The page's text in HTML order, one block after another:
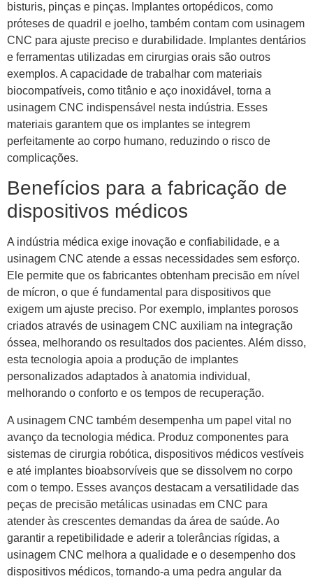
bisturis, pinças e pinças. Implantes ortopédicos, como
próteses de quadril e joelho, também contam com usinagem
CNC para ajuste preciso e durabilidade. Implantes dentários
e ferramentas utilizadas em cirurgias orais são outros
exemplos. A capacidade de trabalhar com materiais
biocompatíveis, como titânio e aço inoxidável, torna a
usinagem CNC indispensável nesta indústria. Esses
materiais garantem que os implantes se integrem
perfeitamente ao corpo humano, reduzindo o risco de
complicações.
Benefícios para a fabricação de
dispositivos médicos
A indústria médica exige inovação e confiabilidade, e a
usinagem CNC atende a essas necessidades sem esforço.
Ele permite que os fabricantes obtenham precisão em nível
de mícron, o que é fundamental para dispositivos que
exigem um ajuste preciso. Por exemplo, implantes porosos
criados através de usinagem CNC auxiliam na integração
óssea, melhorando os resultados dos pacientes. Além disso,
esta tecnologia apoia a produção de implantes
personalizados adaptados à anatomia individual,
melhorando o conforto e os tempos de recuperação.
A usinagem CNC também desempenha um papel vital no
avanço da tecnologia médica. Produz componentes para
sistemas de cirurgia robótica, dispositivos médicos vestíveis
e até implantes bioabsorvíveis que se dissolvem no corpo
com o tempo. Esses avanços destacam a versatilidade das
peças de precisão metálicas usinadas em CNC para
atender às crescentes demandas da área de saúde. Ao
garantir a repetibilidade e aderir a tolerâncias rígidas, a
usinagem CNC melhora a qualidade e o desempenho dos
dispositivos médicos, tornando-a uma pedra angular da